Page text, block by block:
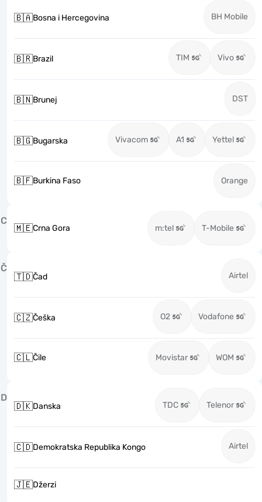
🇧🇦Bosna i Hercegovina BH Mobile
🇧🇷Brazil TIM Vivo
🇧🇳Brunej DST
🇧🇬Bugarska Vivacom A1 Yettel
🇧🇫Burkina Faso Orange
C
🇲🇪Crna Gora m:tel T-Mobile
Č
🇹🇩Čad Airtel
🇨🇿Češka O2 Vodafone
🇨🇱Čile Movistar WOM
D
🇩🇰Danska TDC Telenor
🇨🇩Demokratska Republika Kongo Airtel
🇯🇪Džerzi